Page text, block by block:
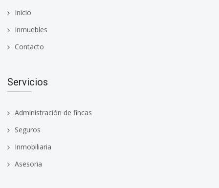
Inicio
Inmuebles
Contacto
Servicios
Administración de fincas
Seguros
Inmobiliaria
Asesoria